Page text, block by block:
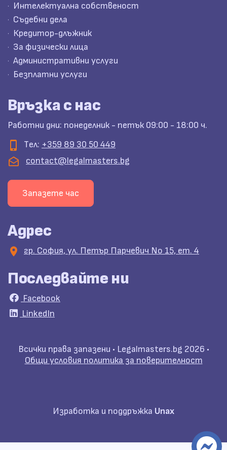
Интелектуална собственост
Съдебни дела
Кредитор-длъжник
За физически лица
Административни услуги
Безплатни услуги
Връзка с нас
Работни дни: понеделник - петък 09:00 - 18:00 ч.
Tел: +359 89 30 50 449
contact@legalmasters.bg
Запазете час
Адрес
гр. София, ул. Петър Парчевич No 15, ет. 4
Последвайте ни
Facebook
LinkedIn
Всички права запазени • Legalmasters.bg 2026 •
Общи условия политика за поверителност
Изработка и поддръжка Unax